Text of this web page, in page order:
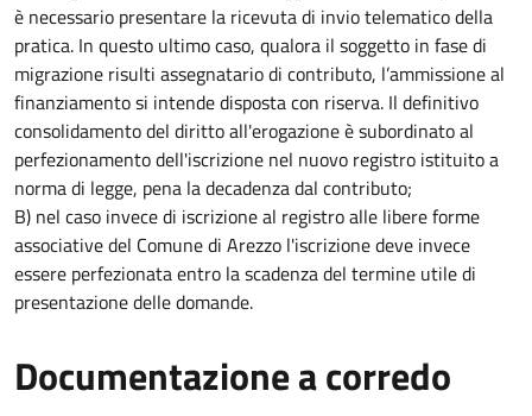
è necessario presentare la ricevuta di invio telematico della
pratica. In questo ultimo caso, qualora il soggetto in fase di
migrazione risulti assegnatario di contributo, l’ammissione al
finanziamento si intende disposta con riserva. Il definitivo
consolidamento del diritto all'erogazione è subordinato al
perfezionamento dell'iscrizione nel nuovo registro istituito a
norma di legge, pena la decadenza dal contributo;
B) nel caso invece di iscrizione al registro alle libere forme
associative del Comune di Arezzo l'iscrizione deve invece
essere perfezionata entro la scadenza del termine utile di
presentazione delle domande.
Documentazione a corredo